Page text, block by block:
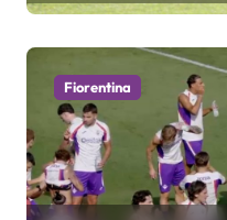
Fiorentina